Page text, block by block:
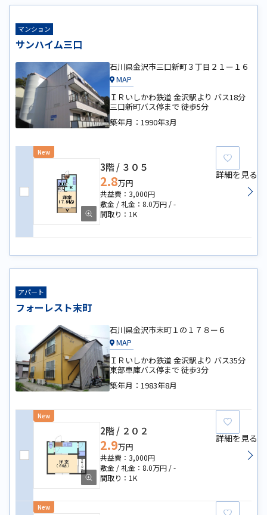
マンション
サンハイム三口
石川県金沢市三口新町３丁目２１ー１６
MAP
ＩＲいしかわ鉄道 金沢駅より バス18分
三口新町バス停まで 徒歩5分
築年月：1990年3月
3階 ３０５
2.8万円
3,000円
8.0万円
-
1K
New
詳細を見る
アパート
フォーレスト末町
石川県金沢市末町１の１７８ー６
MAP
ＩＲいしかわ鉄道 金沢駅より バス35分
東部車庫バス停まで 徒歩3分
築年月： 1983年8月
2階 ２０２
2.9万円
3,000円
8.0万円
-
1K
New
詳細を見る
New